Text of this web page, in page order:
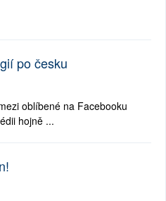
po česku
oblíbené na Facebooku
hojně ...